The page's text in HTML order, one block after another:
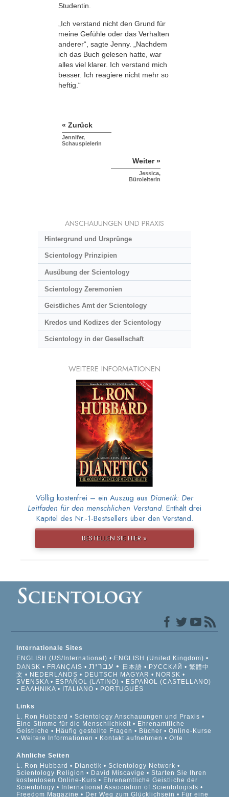
Studentin.
„Ich verstand nicht den Grund für
meine Gefühle oder das Verhalten
anderer“, sagte Jenny. „Nachdem
ich das Buch gelesen hatte, war
alles viel klarer. Ich verstand mich
besser. Ich reagiere nicht mehr so
heftig.“
« Zurück
Jennifer,
Schauspielerin
Weiter »
Jessica,
Büroleiterin
ANSCHAUUNGEN UND PRAXIS
Hintergrund und Ursprünge
Scientology Prinzipien
Ausübung der Scientology
Scientology Zeremonien
Geistliches Amt der Scientology
Kredos und Kodizes der Scientology
Scientology in der Gesellschaft
WEITERE INFORMATIONEN
Völlig kostenfrei – ein Auszug aus Dianetik: Der
Leitfaden für den menschlichen Verstand. Enthält drei
Kapitel des Nr.-1-Bestsellers über den Verstand.
BESTELLEN SIE HIER »
Internationale Sites
ENGLISH (US/International)
ENGLISH (United Kingdom)
DANSK
FRANÇAIS עברית 日本語 РУССКИЙ
繁體中
文
NEDERLANDS DEUTSCH MAGYAR
NORSK
SVENSKA
ESPAÑOL (LATINO)
ESPAÑOL (CASTELLANO)
ΕΛΛΗΝΙΚA
ITALIANO PORTUGUÊS
Links
L. Ron Hubbard
Scientology Anschauungen und Praxis
Eine Stimme für die Menschlichkeit
Ehrenamtliche
Geistliche
Häufig gestellte Fragen Bücher
Online-Kurse
Weitere Informationen
Kontakt aufnehmen Orte
Ähnliche Seiten
L. Ron Hubbard
Dianetik
Scientology Network
Scientology Religion
David Miscavige
Starten Sie Ihren
kostenlosen Online-Kurs
Ehrenamtliche Geistliche der
Scientology
International Association of Scientologists
Freedom Magazine
Der Weg zum Glücklichsein Für eine